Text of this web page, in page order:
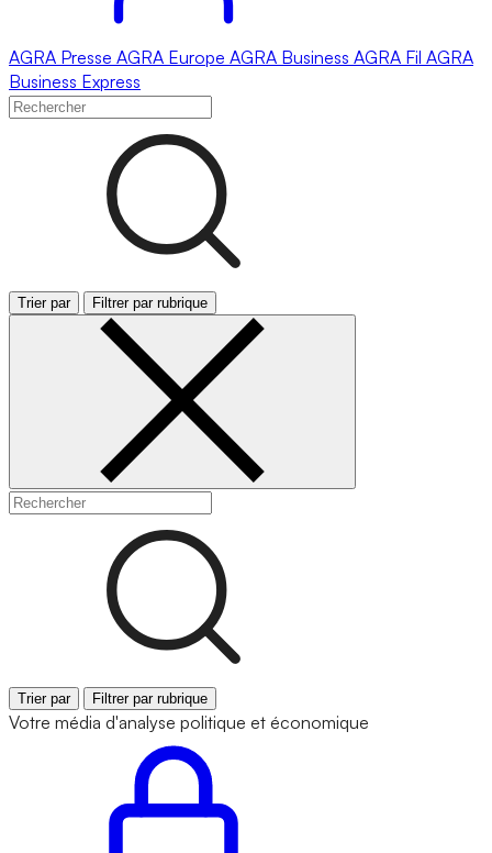
AGRA Presse AGRA Europe AGRA Business AGRA Fil AGRA
Business Express
Trier par Filtrer par rubrique
Trier par Filtrer par rubrique
Votre média d'analyse politique et économique